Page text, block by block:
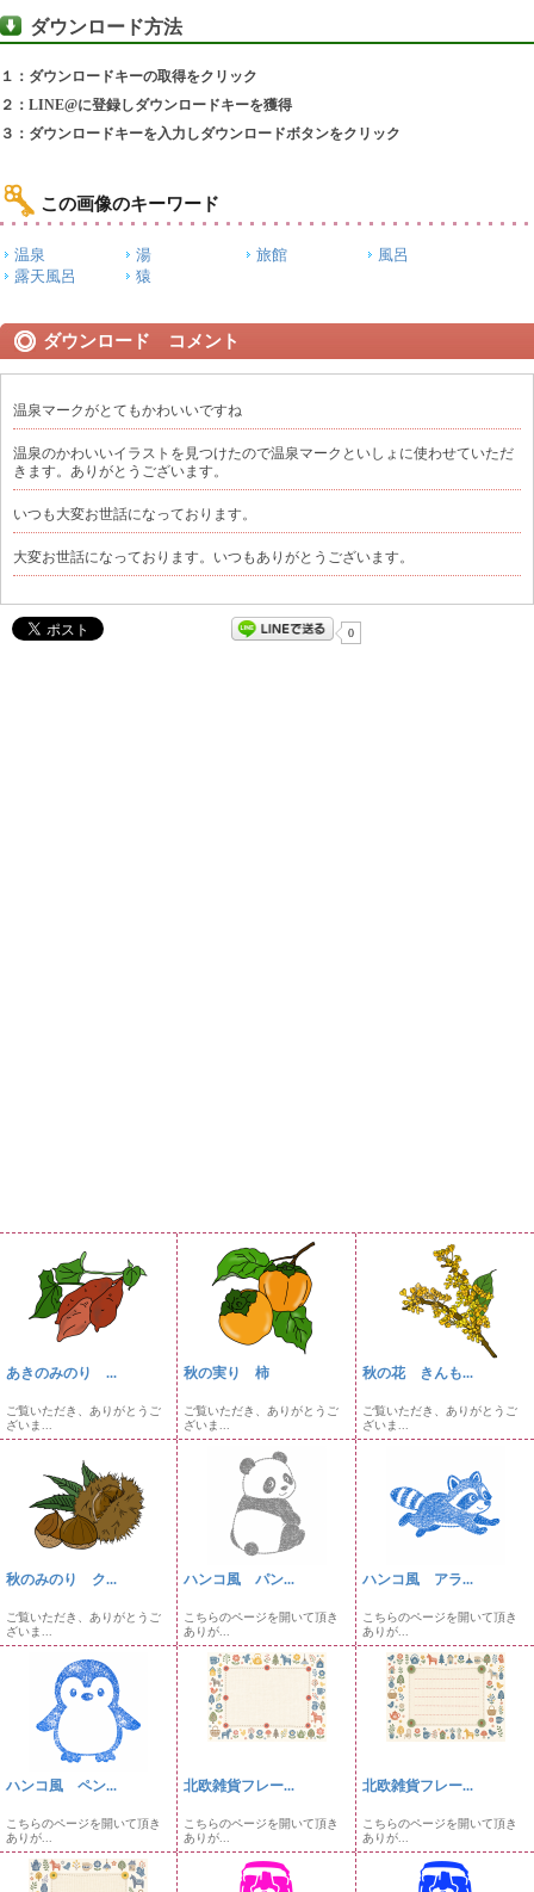
ダウンロード方法
１：ダウンロードキーの取得をクリック
２：LINE@に登録しダウンロードキーを獲得
３：ダウンロードキーを入力しダウンロードボタンをクリック
この画像のキーワード
温泉 湯 旅館
風呂
露天風呂
猿
ダウンロード コメント
温泉マークがとてもかわいいですね
温泉のかわいいイラストを見つけたので温泉マークといしょに使わせていただ
きます。ありがとうございます。
いつも大変お世話になっております。
大変お世話になっております。いつもありがとうございます。
0
あきのみのり ...
ご覧いただき、ありがとうご
ざいま...
秋の実り 柿
ご覧いただき、ありがとうご
ざいま...
秋の花 きんも...
ご覧いただき、ありがとうご
ざいま...
秋のみのり ク...
ご覧いただき、ありがとうご
ざいま...
ハンコ風 パン...
こちらのページを開いて頂き
ありが...
ハンコ風 アラ...
こちらのページを開いて頂き
ありが...
ハンコ風 ペン...
こちらのページを開いて頂き
ありが...
北欧雑貨フレー...
こちらのページを開いて頂き
ありが...
北欧雑貨フレー...
こちらのページを開いて頂き
ありが...